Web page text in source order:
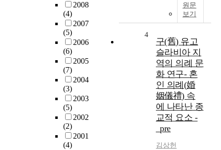
2008
(4)
2007
(5)
2006
(6)
2005
(7)
2004
(3)
2003
(5)
2002
(2)
2001
(4)
원문
보기
4
구(舊) 유고
슬라비아 지
역의 의례 문
화 연구- 혼
인 의례(婚
姻儀禮) 속
에 나타난 종
교적 요소 -
_pre
김상헌